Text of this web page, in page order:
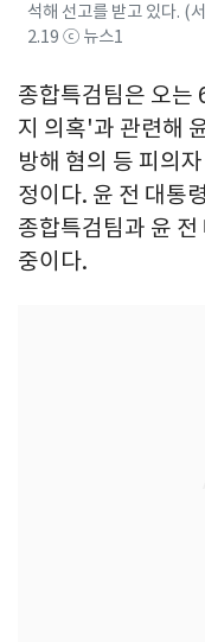
석해 선고를 받고 있다. (
2.19 ⓒ 뉴스1
종합특검팀은 오는
지 의혹'과 관련해
방해 혐의 등 피의
정이다. 윤 전 대통
종합특검팀과 윤
중이다.